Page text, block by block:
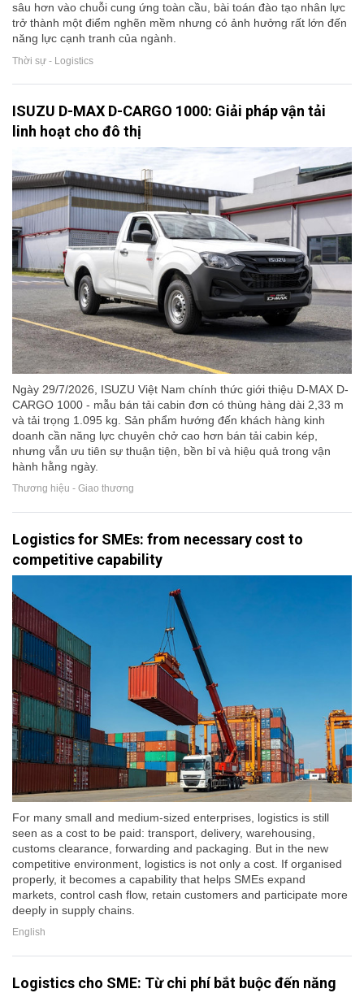
sâu hơn vào chuỗi cung ứng toàn cầu, bài toán đào tạo nhân lực
trở thành một điểm nghẽn mềm nhưng có ảnh hưởng rất lớn đến
năng lực cạnh tranh của ngành.
Thời sự - Logistics
ISUZU D-MAX D-CARGO 1000: Giải pháp vận tải
linh hoạt cho đô thị
Ngày 29/7/2026, ISUZU Việt Nam chính thức giới thiệu D-MAX D-
CARGO 1000 - mẫu bán tải cabin đơn có thùng hàng dài 2,33 m
và tải trọng 1.095 kg. Sản phẩm hướng đến khách hàng kinh
doanh cần năng lực chuyên chở cao hơn bán tải cabin kép,
nhưng vẫn ưu tiên sự thuận tiện, bền bỉ và hiệu quả trong vận
hành hằng ngày.
Thương hiệu - Giao thương
Logistics for SMEs: from necessary cost to
competitive capability
For many small and medium-sized enterprises, logistics is still
seen as a cost to be paid: transport, delivery, warehousing,
customs clearance, forwarding and packaging. But in the new
competitive environment, logistics is not only a cost. If organised
properly, it becomes a capability that helps SMEs expand
markets, control cash flow, retain customers and participate more
deeply in supply chains.
English
Logistics cho SME: Từ chi phí bắt buộc đến năng